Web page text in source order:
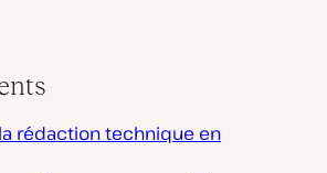
i
la rédaction technique en